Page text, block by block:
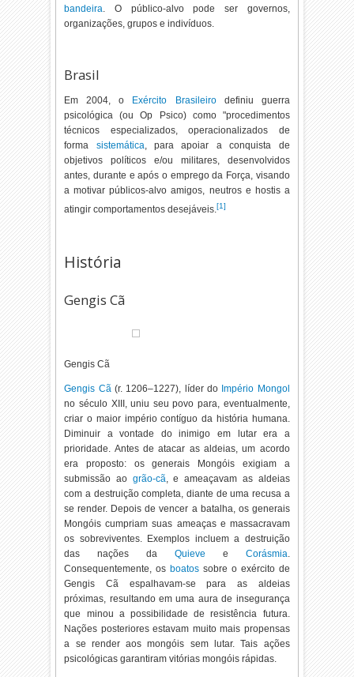
bandeira. O público-alvo pode ser governos,
organizações, grupos e indivíduos.
Brasil
Em 2004, o Exército Brasileirodefiniu guerra
psicológica (ou Op Psico) como "procedimentos
técnicos especializados, operacionalizados de
forma sistemática, para apoiar a conquista de
objetivos políticos e/ou militares, desenvolvidos
antes, durante e após o emprego da Força, visando
a motivar públicos-alvo amigos, neutros e hostis a
atingir comportamentos desejáveis.[1]
História
Gengis Cã
Gengis Cã
Gengis Cã (r. 1206–1227), líder do Império Mongol
no século XIII
, uniu seu povo para, eventualmente,
criar o maior império contíguo da história humana.
Diminuir a vontade do inimigo em lutar era a
prioridade. Antes de atacar as aldeias, um acordo
era proposto: os generais Mongóis exigiam a
submissão ao grão-cã, e ameaçavam as aldeias
com a destruição completa, diante de uma recusa a
se render. Depois de vencer a batalha, os generais
Mongóis cumpriam suas ameaças e massacravam
os sobreviventes. Exemplos incluem a destruição
das nações da Quieve e Corásmia.
Consequentemente, os boatos sobre o exército de
Gengis Cã espalhavam-se para as aldeias
próximas, resultando em uma aura de insegurança
que minou a possibilidade de resistência futura.
Nações posteriores estavam muito mais propensas
a se render aos mongóis sem lutar. Tais ações
psicológicas garantiram vitórias mongóis rápidas.